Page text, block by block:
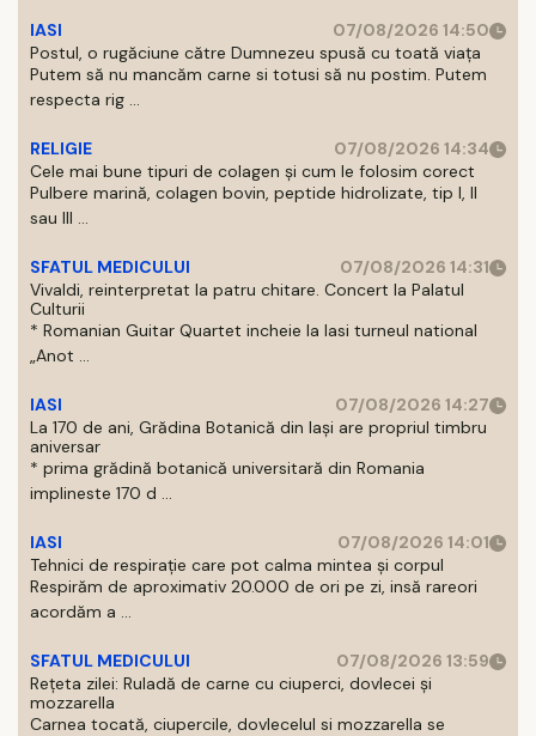
IASI
07/08/2026 14:50
Postul, o rugăciune către Dumnezeu spusă cu toată viața
Putem să nu mancăm carne si totusi să nu postim. Putem
respecta rig ...
RELIGIE
07/08/2026 14:34
Cele mai bune tipuri de colagen și cum le folosim corect
Pulbere marină, colagen bovin, peptide hidrolizate, tip I, II
sau III ...
SFATUL MEDICULUI
07/08/2026 14:31
Vivaldi, reinterpretat la patru chitare. Concert la Palatul
Culturii
* Romanian Guitar Quartet incheie la Iasi turneul national
„Anot ...
IASI
07/08/2026 14:27
La 170 de ani, Grădina Botanică din Iași are propriul timbru
aniversar
* prima grădină botanică universitară din Romania
implineste 170 d ...
IASI
07/08/2026 14:01
Tehnici de respirație care pot calma mintea și corpul
Respirăm de aproximativ 20.000 de ori pe zi, insă rareori
acordăm a ...
SFATUL MEDICULUI
07/08/2026 13:59
Rețeta zilei: Ruladă de carne cu ciuperci, dovlecei și
mozzarella
Carnea tocată, ciupercile, dovlecelul si mozzarella se